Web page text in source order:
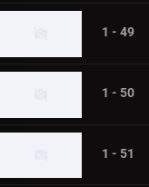
1 - 49
1 - 50
1 - 51